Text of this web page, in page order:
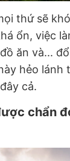
thứ sẽ
ổn, việc
ăn và...
hẻo lánh
cả.
chẩn